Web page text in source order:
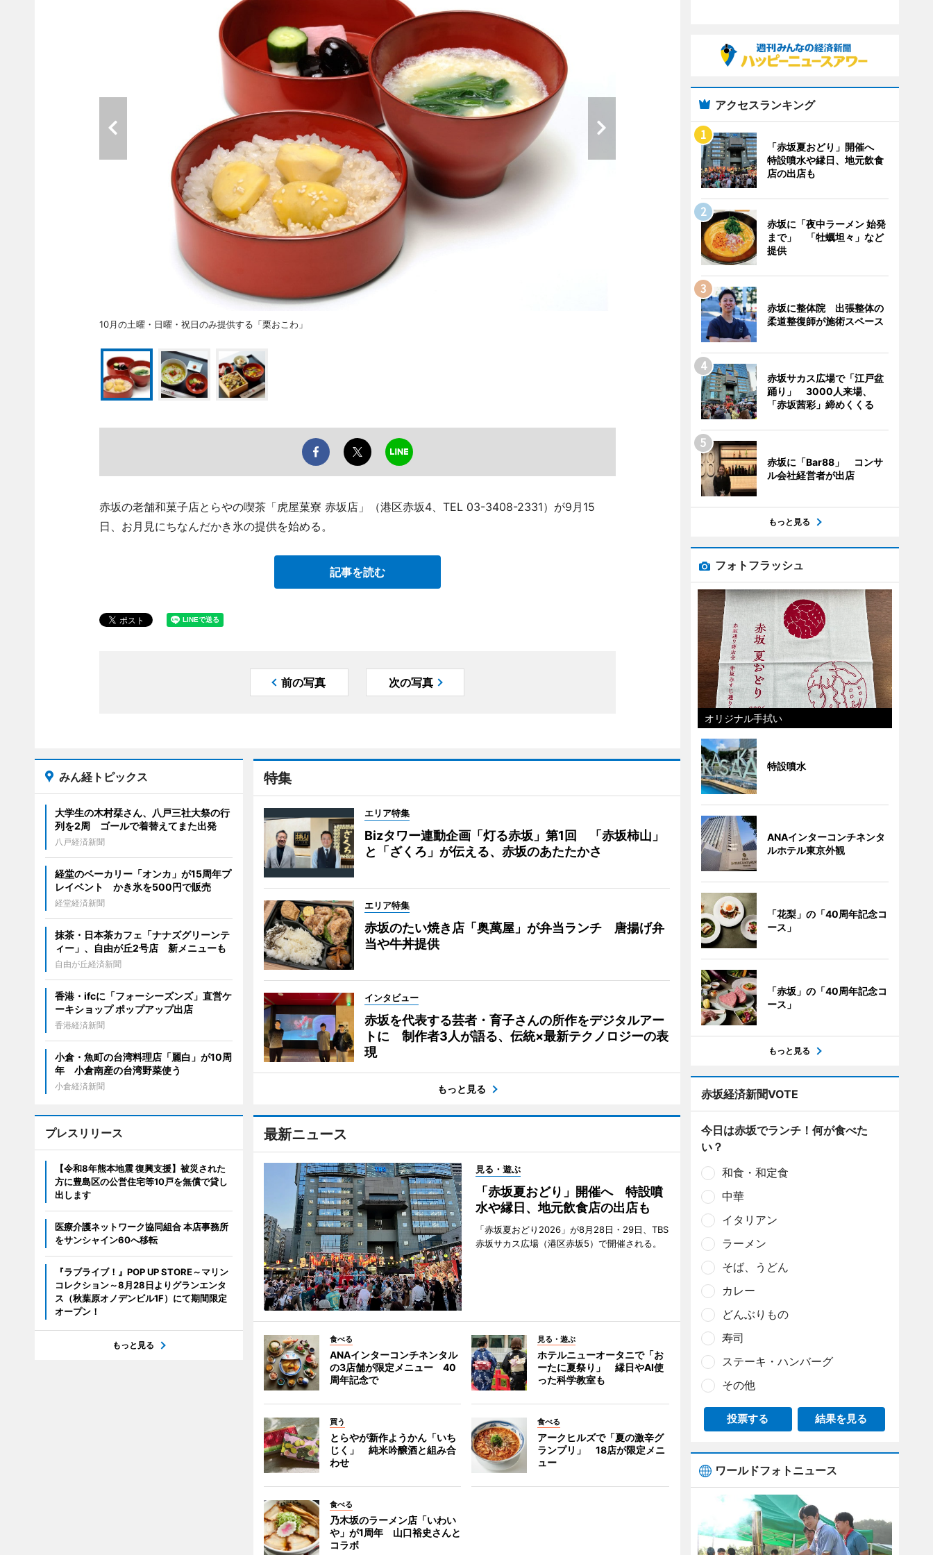
10月の土曜・日曜・祝日のみ提供する「栗おこわ」
赤坂の老舗和菓子店とらやの喫茶「虎屋菓寮 赤坂店」（港区赤坂4、TEL 03-3408-2331）が9月15
日、お月見にちなんだかき氷の提供を始める。
記事を読む
前の写真 次の写真
特集
エリア特集
Bizタワー連動企画「灯る赤坂」第1回 「赤坂柿山」
と「ざくろ」が伝える、赤坂のあたたかさ
エリア特集
赤坂のたい焼き店「奥萬屋」が弁当ランチ 唐揚げ弁
当や牛丼提供
インタビュー
赤坂を代表する芸者・育子さんの所作をデジタルアー
トに 制作者3人が語る、伝統×最新テクノロジーの表
現
もっと見る
最新ニュース
見る・遊ぶ
「赤坂夏おどり」開催へ 特設噴
水や縁日、地元飲食店の出店も
「赤坂夏おどり2026」が8月28日・29日、TBS
赤坂サカス広場（港区赤坂5）で開催される。
食べる
ANAインターコンチネンタル
の3店舗が限定メニュー 40
周年記念で
見る・遊ぶ
ホテルニューオータニで「お
ーたに夏祭り」 縁日やAI使
った科学教室も
買う
とらやが新作ようかん「いち
じく」 純米吟醸酒と組み合
わせ
食べる
アークヒルズで「夏の激辛グ
ランプリ」 18店が限定メニ
ュー
食べる
乃木坂のラーメン店「いわい
や」が1周年 山口裕史さんと
コラボ
みん経トピックス
大学生の木村栞さん、八戸三社大祭の行
列を2周 ゴールで着替えてまた出発
八戸経済新聞
経堂のベーカリー「オンカ」が15周年プ
レイベント かき氷を500円で販売
経堂経済新聞
抹茶・日本茶カフェ「ナナズグリーンテ
ィー」、自由が丘2号店 新メニューも
自由が丘経済新聞
香港・ifcに「フォーシーズンズ」直営ケ
ーキショップ ポップアップ出店
香港経済新聞
小倉・魚町の台湾料理店「麗白」が10周
年 小倉南産の台湾野菜使う
小倉経済新聞
プレスリリース
【令和8年熊本地震 復興支援】被災された
方に豊島区の公営住宅等10戸を無償で貸し
出します
医療介護ネットワーク協同組合 本店事務所
をサンシャイン60へ移転
『ラブライブ！』POP UP STORE～マリン
コレクション～8月28日よりグランエンタ
ス（秋葉原オノデンビル1F）にて期間限定
オープン！
もっと見る
アクセスランキング
「赤坂夏おどり」開催へ
特設噴水や縁日、地元飲食
店の出店も
赤坂に「夜中ラーメン 始発
まで」 「牡蠣坦々」など
提供
赤坂に整体院 出張整体の
柔道整復師が施術スペース
赤坂サカス広場で「江戸盆
踊り」 3000人来場、
「赤坂茜彩」締めくくる
赤坂に「Bar88」 コンサ
ル会社経営者が出店
もっと見る
フォトフラッシュ
オリジナル手拭い
特設噴水
ANAインターコンチネンタ
ルホテル東京外観
「花梨」の「40周年記念コ
ース」
「赤坂」の「40周年記念コ
ース」
もっと見る
赤坂経済新聞VOTE
今日は赤坂でランチ！何が食べた
い？
和食・和定食
中華
イタリアン
ラーメン
そば、うどん
カレー
どんぶりもの
寿司
ステーキ・ハンバーグ
その他
投票する 結果を見る
ワールドフォトニュース